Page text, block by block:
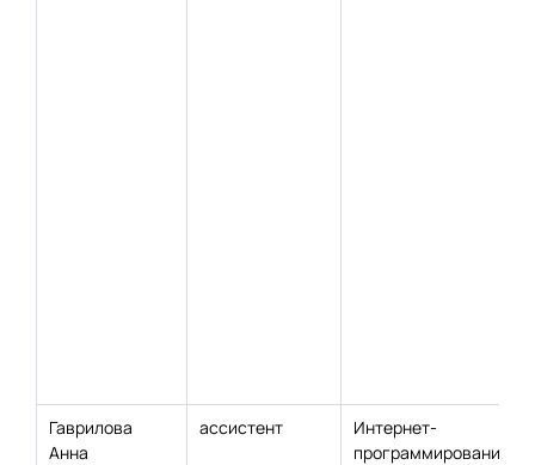
Гаврилова
Анна
ассистент
Интернет-
программирование;